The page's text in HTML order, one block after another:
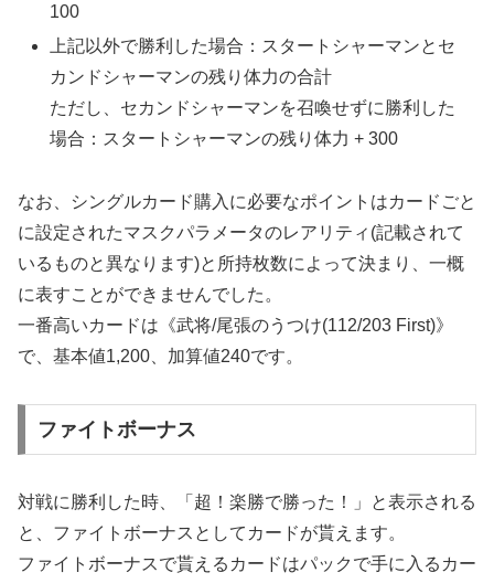
100
上記以外で勝利した場合：スタートシャーマンとセ
カンドシャーマンの残り体力の合計
ただし、セカンドシャーマンを召喚せずに勝利した
場合：スタートシャーマンの残り体力 + 300
なお、シングルカード購入に必要なポイントはカードごと
に設定されたマスクパラメータのレアリティ(記載されて
いるものと異なります)と所持枚数によって決まり、一概
に表すことができませんでした。
一番高いカードは《武将/尾張のうつけ(112/203 First)》
で、基本値1,200、加算値240です。
ファイトボーナス
対戦に勝利した時、「超！楽勝で勝った！」と表示される
と、ファイトボーナスとしてカードが貰えます。
ファイトボーナスで貰えるカードはパックで手に入るカー